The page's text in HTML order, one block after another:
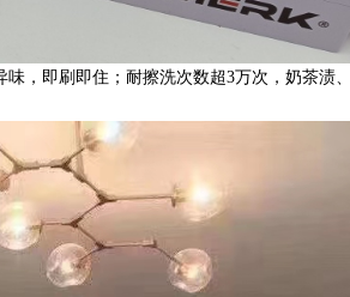
，即刷即住；耐擦洗次数超3万次，奶茶渍